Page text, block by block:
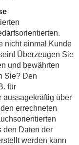
nicht einmal Kunde
Überzeugen Sie
und bewährten
Sie? Den
für
aussagekräftig über
errechneten
den Daten der
werden kann